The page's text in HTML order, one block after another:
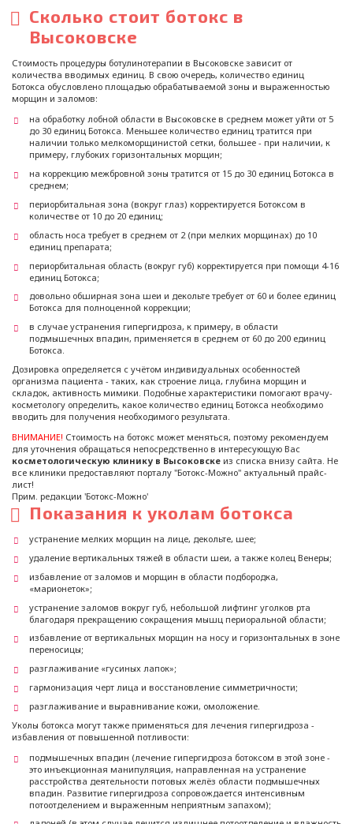
Сколько стоит ботокс в
Высоковске
Стоимость процедуры ботулинотерапии в Высоковске зависит от
количества вводимых единиц. В свою очередь, количество единиц
Ботокса обусловлено площадью обрабатываемой зоны и выраженностью
морщин и заломов:
на обработку лобной области в Высоковске в среднем может уйти от 5
до 30 единиц Ботокса. Меньшее количество единиц тратится при
наличии только мелкоморщинистой сетки, большее - при наличии, к
примеру, глубоких горизонтальных морщин;
на коррекцию межбровной зоны тратится от 15 до 30 единиц Ботокса в
среднем;
периорбитальная зона (вокруг глаз) корректируется Ботоксом в
количестве от 10 до 20 единиц;
область носа требует в среднем от 2 (при мелких морщинах) до 10
единиц препарата;
периорбитальная область (вокруг губ) корректируется при помощи 4-16
единиц Ботокса;
довольно обширная зона шеи и декольте требует от 60 и более единиц
Ботокса для полноценной коррекции;
в случае устранения гипергидроза, к примеру, в области
подмышечных впадин, применяется в среднем от 60 до 200 единиц
Ботокса.
Дозировка определяется с учётом индивидуальных особенностей
организма пациента - таких, как строение лица, глубина морщин и
складок, активность мимики. Подобные характеристики помогают врачу-
косметологу определить, какое количество единиц Ботокса необходимо
вводить для получения необходимого результата.
ВНИМАНИЕ! Стоимость на ботокс может меняться, поэтому рекомендуем
для уточнения обращаться непосредственно в интересующую Вас
косметологическую клинику в Высоковске из списка внизу сайта. Не
все клиники предоставляют порталу "Ботокс-Можно" актуальный прайс-
лист!
Прим. редакции 'Ботокс-Можно'
Показания к уколам ботокса
устранение мелких морщин на лице, декольте, шее;
удаление вертикальных тяжей в области шеи, а также колец Венеры;
избавление от заломов и морщин в области подбородка,
«марионеток»;
устранение заломов вокруг губ, небольшой лифтинг уголков рта
благодаря прекращению сокращения мышц периоральной области;
избавление от вертикальных морщин на носу и горизонтальных в зоне
переносицы;
разглаживание «гусиных лапок»;
гармонизация черт лица и восстановление симметричности;
разглаживание и выравнивание кожи, омоложение.
Уколы ботокса могут также применяться для лечения гипергидроза -
избавления от повышенной потливости:
подмышечных впадин (лечение гипергидроза ботоксом в этой зоне -
это инъекционная манипуляция, направленная на устранение
расстройства деятельности потовых желёз области подмышечных
впадин. Развитие гипергидроза сопровождается интенсивным
потоотделением и выраженным неприятным запахом);